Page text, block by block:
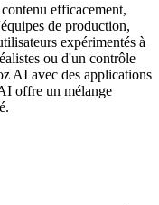
efficacement,
de production,
expérimentés à
ou d'un contrôle
AI avec des applications
offre un mélange